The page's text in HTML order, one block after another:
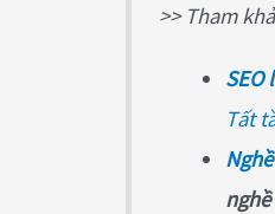
>> Tham
SEO
Tất